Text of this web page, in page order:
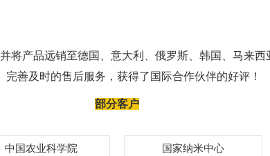
将产品远销至德国、意大利、俄罗斯、韩国、马来
完善及时的售后服务，获得了国际合作伙伴的好评！
部分客户
中国农业科学院 国家纳米中心